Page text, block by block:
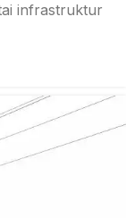
infrastruktur